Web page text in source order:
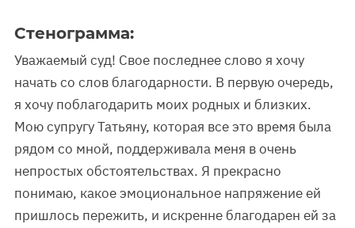
Стенограмма:
Уважаемый суд! Свое последнее слово я хочу
начать со слов благодарности. В первую очередь,
я хочу поблагодарить моих родных и близких.
Мою супругу Татьяну, которая все это время была
рядом со мной, поддерживала меня в очень
непростых обстоятельствах. Я прекрасно
понимаю, какое эмоциональное напряжение ей
пришлось пережить, и искренне благодарен ей за